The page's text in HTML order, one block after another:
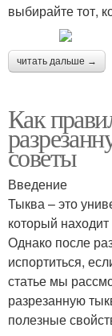
выбирайте тот,
читать дальше →
Как
советы
Введение
Тыква – это
который
Однако после
испортиться,
статье мы
разрезанную
полезные